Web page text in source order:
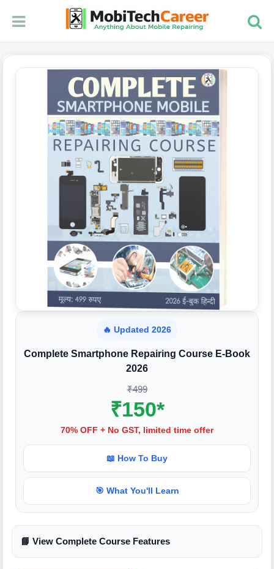
🔥 Updated 2026
Complete Smartphone Repairing Course E-Book
2026
₹499
₹150*
70% OFF + No GST, limited time offer
📖 How To Buy
🎯 What You'll Learn
📘 View Complete Course Features